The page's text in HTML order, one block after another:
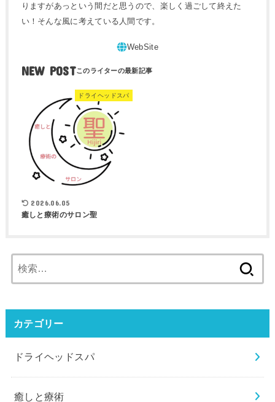
りますがあっという間だと思うので、楽しく過ごして終えた
い！そんな風に考えている人間です。
NEW POST
ドライヘッドスパ
2026.06.05
癒しと療術のサロン聖
索:
カテゴリー
ドライヘッドスパ
癒しと療術